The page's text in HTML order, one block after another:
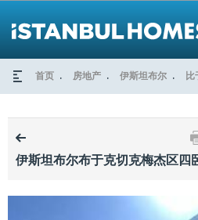
首页 房地产 伊斯坦布尔
伊斯坦布尔布于克切克梅杰区四